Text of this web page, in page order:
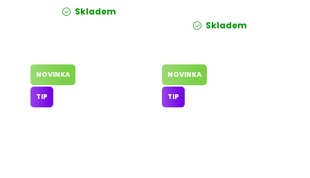
Skladem
Skladem
NOVINKA
TIP
NOVINKA
TIP